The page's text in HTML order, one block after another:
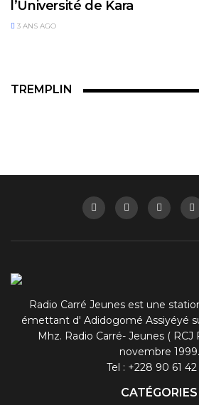
l’Université de Kara
3 ANS AGO
TREMPLIN
Radio Carré Jeunes est une
émettant d' Adidogomé Assiyéyé
Mhz. Radio Carré- Jeunes (
novembre 1999.
Tel : +228 90 61 42
CATÉGORIES